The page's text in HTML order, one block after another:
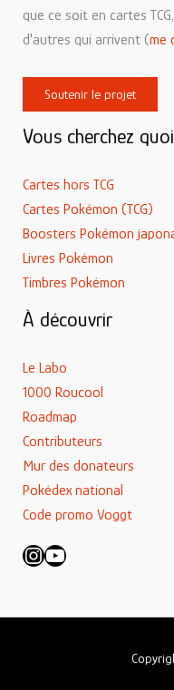
que ce soit en cartes
d'autres qui arrivent (me
Soutenir le projet
Vous cherchez
Cartes hors TCG
Cartes Pokémon (TCG)
Boosters Pokémon
Livres Pokémon
Timbres Pokémon
À découvrir
Le Labo
1000 Roucool
Roadmap
Contributeurs
Mur des donateurs
Pokédex national
Code promo Voggt
Instagram
YouTube